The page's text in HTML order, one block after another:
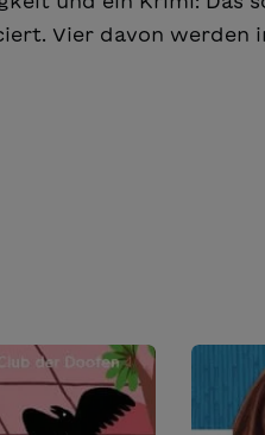
Vier davon werden